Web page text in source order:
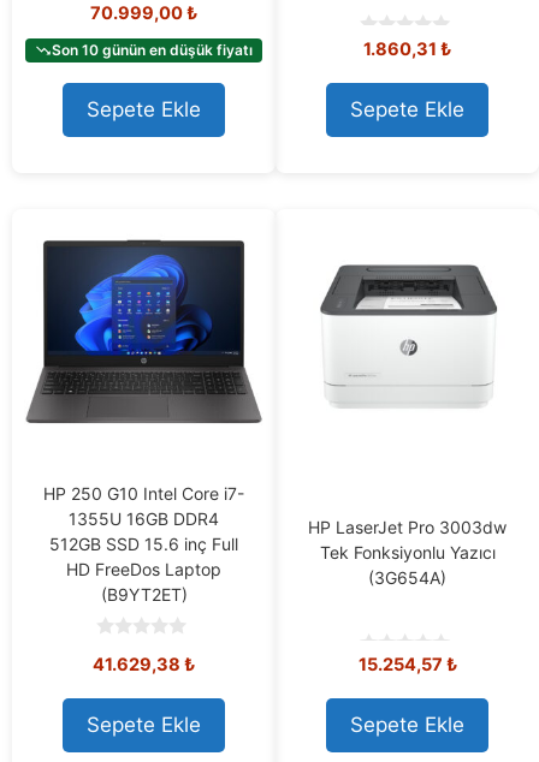
o
t
o
f
5
70.999,00₺
Son 10 günün en düşük fiyatı
Sepete Ekle
0
u
t
o
1.860,31 ₺
Sepete Ekle
HP 250 G10 Intel Core i7-
1355U 16GB DDR4
512GB SSD 15.6 inç Full
HD FreeDos Laptop
(B9YT2ET)
o
t
o
f
5
41.629,38 ₺
Sepete Ekle
HP LaserJet Pro 3003dw
Tek Fonksiyonlu Yazıcı
(3G654A)
0
u
t
o
f
15.254,57 ₺
Sepete Ekle